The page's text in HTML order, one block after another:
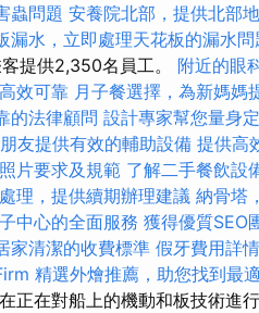
蟲問題 安養院北部，提供北部
漏水，立即處理天花板的漏水
提供2,350名員工。 附近的眼
效可靠 月子餐選擇，為新媽媽
的法律顧問 設計專家幫您量身
友提供有效的輔助設備 提供高
片要求及規範 了解二手餐飲設
理，提供續期辦理建議 納骨塔
中心的全面服務 獲得優質SEO
家清潔的收費標準 假牙費用詳
精選外燴推薦，助您找到最
正在對船上的機動和板技術進